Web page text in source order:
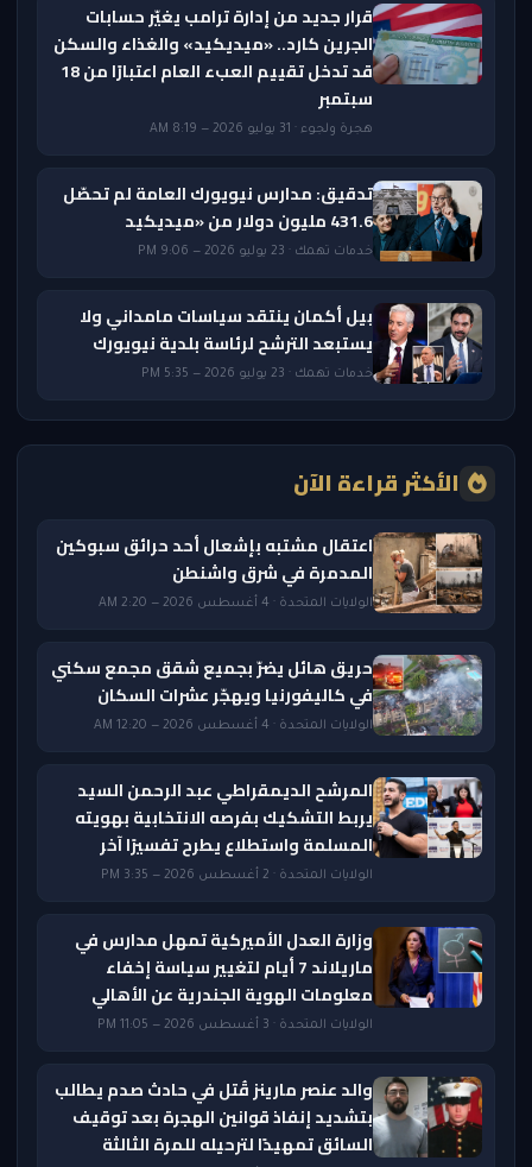
قرار جديد من إدارة ترامب يغيّر حسابات
الجرين كارد.. «ميديكيد» والغذاء والسكن
قد تدخل تقييم العبء العام اعتبارًا من 18
سبتمبر
هجرة ولجوء · 31 يوليو 2026 — 8:19 AM
تدقيق: مدارس نيويورك العامة لم تحصّل
431.6 مليون دولار من «ميديكيد
خدمات تهمك · 23 يوليو 2026 — 9:06 PM
بيل أكمان ينتقد سياسات مامداني ولا
يستبعد الترشح لرئاسة بلدية نيويورك
خدمات تهمك · 23 يوليو 2026 — 5:35 PM
الأكثر قراءة الآن
اعتقال مشتبه بإشعال أحد حرائق سبوكين
المدمرة في شرق واشنطن
الولايات المتحدة · 4 أغسطس 2026 — 2:20 AM
حريق هائل يضرّ بجميع شقق مجمع سكني
في كاليفورنيا ويهجّر عشرات السكان
الولايات المتحدة · 4 أغسطس 2026 — 12:20 AM
المرشح الديمقراطي عبد الرحمن السيد
يربط التشكيك بفرصه الانتخابية بهويته
المسلمة واستطلاع يطرح تفسيرًا آخر
الولايات المتحدة · 2 أغسطس 2026 — 3:35 PM
وزارة العدل الأميركية تمهل مدارس في
ماريلاند 7 أيام لتغيير سياسة إخفاء
معلومات الهوية الجندرية عن الأهالي
الولايات المتحدة · 3 أغسطس 2026 — 11:05 PM
والد عنصر مارينز قُتل في حادث صدم يطالب
بتشديد إنفاذ قوانين الهجرة بعد توقيف
السائق تمهيدًا لترحيله للمرة الثالثة